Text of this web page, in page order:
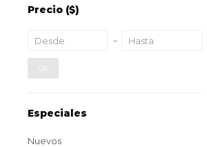
Precio ($)
OK
Especiales
Nuevos